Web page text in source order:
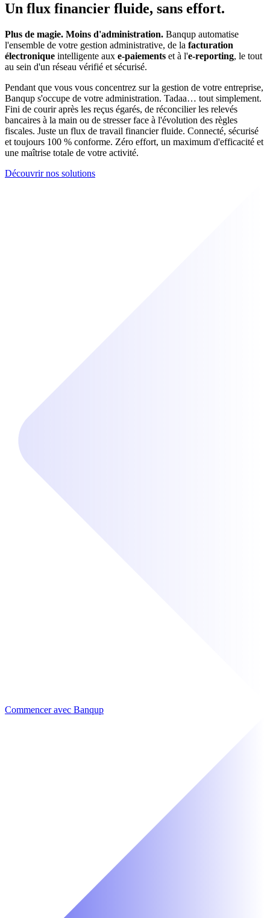
Un flux financier fluide, sans effort.
Plus de magie. Moins d'administration. Banqup automatise
l'ensemble de votre gestion administrative, de la facturation
électronique intelligente aux e-paiements et à l'e-reporting, le tout
au sein d'un réseau vérifié et sécurisé.
Pendant que vous vous concentrez sur la gestion de votre entreprise,
Banqup s'occupe de votre administration. Tadaa… tout simplement.
Fini de courir après les reçus égarés, de réconcilier les relevés
bancaires à la main ou de stresser face à l'évolution des règles
fiscales. Juste un flux de travail financier fluide. Connecté, sécurisé
et toujours 100 % conforme. Zéro effort, un maximum d'efficacité et
une maîtrise totale de votre activité.
Découvrir nos solutions
Commencer avec Banqup